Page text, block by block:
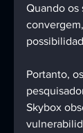
Quando os
Portanto,
Skybox